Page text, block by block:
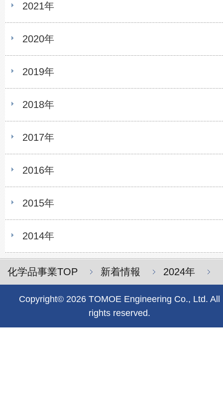
化学品事業TOP 新着情報 2024年
2021年
2020年
2019年
2018年
2017年
2016年
2015年
2014年
Copyright© 2026 TOMOE Engineering Co., Ltd. All
rights reserved.